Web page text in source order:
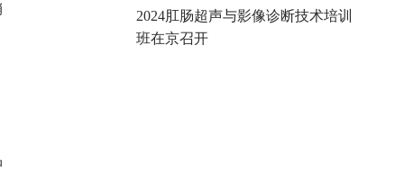
2024肛肠超声与影像诊断技术培训
班在京召开